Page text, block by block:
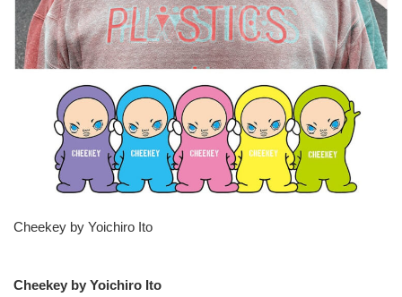
Cheekey by Yoichiro Ito
Cheekey by Yoichiro Ito